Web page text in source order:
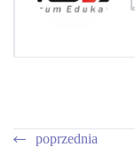
poprzednia